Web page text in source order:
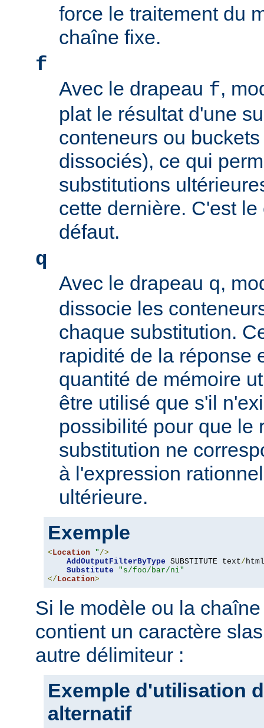
force le traitement du
chaîne fixe.
f
Avec le drapeau f,
plat le résultat d'une
conteneurs ou
dissociés), ce qui
substitutions
cette dernière. C'est
défaut.
q
Avec le drapeau q,
dissocie les
chaque substitution.
rapidité de la réponse
quantité de mémoire
être utilisé que s'il
possibilité pour que le
substitution ne
à l'expression
ultérieure.
Exemple
< Location " />
AddOutputFilterByType SUBSTITUTE text/ html
Substitute
"s/foo/bar/ni"
</ Location>
Si le modèle ou la
contient un caractère
autre délimiteur :
Exemple d'utilisation
alternatif